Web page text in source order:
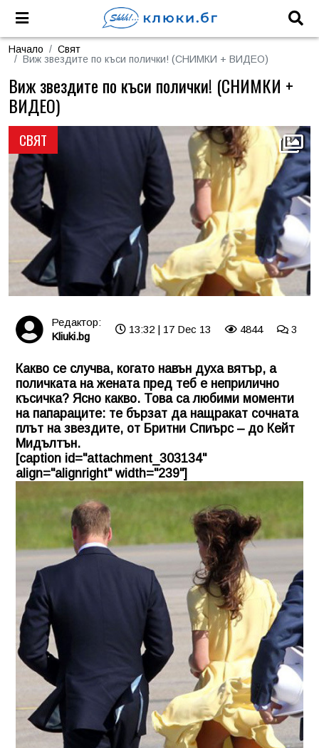
Начало
Свят
Виж звездите по къси полички! (СНИМКИ + ВИДЕО)
СВЯТ
Виж звездите по къси полички! (СНИМКИ +
ВИДЕО)
Редактор:
Kliuki.bg
13:32 | 17 Dec 13 4844 3
Какво се случва, когато навън духа вятър, а
поличката на жената пред теб е неприлично
късичка? Ясно какво. Това са любими моменти
на папараците: те бързат да нащракат сочната
плът на звездите, от Бритни Спиърс – до Кейт
Мидълтън.
[caption id="attachment_303134"
align="alignright" width="239"]